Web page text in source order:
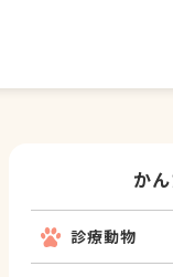
か
診療動物